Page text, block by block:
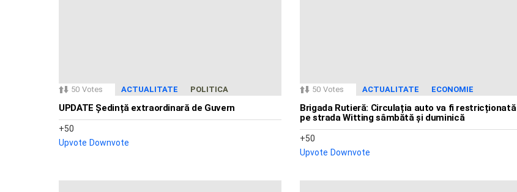
50 Votes ACTUALITATE POLITICA
UPDATE Ședință extraordinară de Guvern
50
Upvote Downvote
50 Votes ACTUALITATE ECONOMIE
Brigada Rutieră: Circulația auto va fi restricționată
pe strada Witting sâmbătă și duminică
50
Upvote Downvote